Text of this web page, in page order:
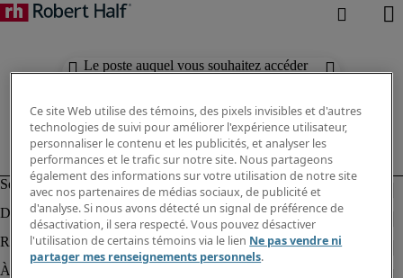
Le poste auquel vous souhaitez accéder
Ce site Web utilise des témoins, des pixels invisibles et d'autres
technologies de suivi pour améliorer l'expérience utilisateur,
personnaliser le contenu et les publicités, et analyser les
performances et le trafic sur notre site. Nous partageons
également des informations sur votre utilisation de notre site
avec nos partenaires de médias sociaux, de publicité et
d'analyse. Si nous avons détecté un signal de préférence de
désactivation, il sera respecté. Vous pouvez désactiver
l'utilisation de certains témoins via le lien Ne pas vendre ni
partager mes renseignements personnels.